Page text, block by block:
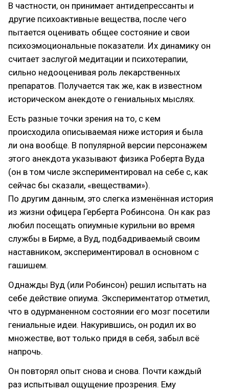
В частности, он принимает антидепрессанты и
другие психоактивные вещества, после чего
пытается оценивать общее состояние и свои
психоэмоциональные показатели. Их динамику он
считает заслугой медитации и психотерапии,
сильно недооценивая роль лекарственных
препаратов. Получается так же, как в известном
историческом анекдоте о гениальных мыслях.
Есть разные точки зрения на то, с кем
происходила описываемая ниже история и была
ли она вообще. В популярной версии персонажем
этого анекдота указывают физика Роберта Вуда
(он в том числе экспериментировал на себе с, как
сейчас бы сказали, «веществами»).
По другим данным, это слегка изменённая история
из жизни офицера Герберта Робинсона. Он как раз
любил посещать опиумные курильни во время
службы в Бирме, а Вуд, подбадриваемый своим
наставником, экспериментировал в основном с
гашишем.
Однажды Вуд (или Робинсон) решил испытать на
себе действие опиума. Экспериментатор отметил,
что в одурманенном состоянии его мозг посетили
гениальные идеи. Накурившись, он родил их во
множестве, вот только придя в себя, забыл всё
напрочь.
Он повторял опыт снова и снова. Почти каждый
раз испытывал ощущение прозрения. Ему